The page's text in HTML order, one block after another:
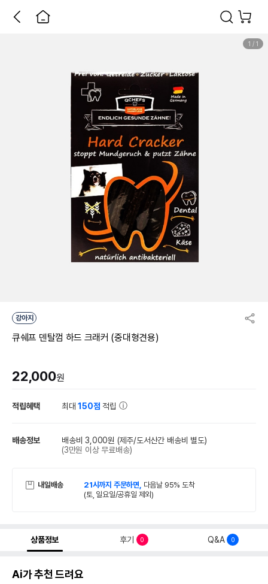
1 / 1
강아지
큐쉐프 덴탈껌 하드 크래커 (중대형견용)
22,000원
적립혜택 최대150점 적립
배송정보 배송비 3,000원 (제주/도서산간 배송비 별도)
(3만원 이상 무료배송)
내일배송 21시까지 주문하면, 다음날 95% 도착
(토, 일요일/공휴일 제외)
상품정보 후기 0 Q&A 0
Ai가 추천 드려요